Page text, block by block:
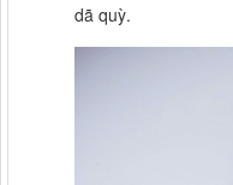
dã quỳ.